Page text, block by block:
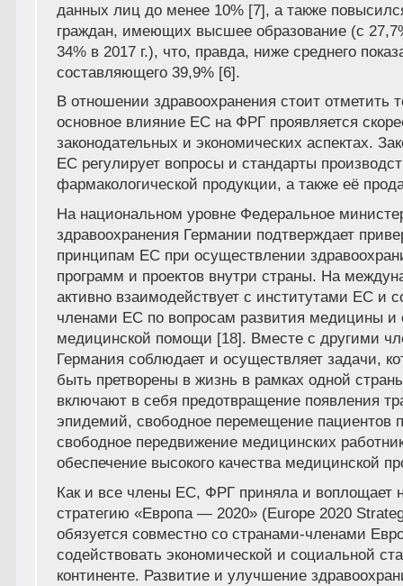
данных лиц до менее 10% [7], а также
граждан, имеющих высшее образование (с
34% в 2017 г.), что, правда, ниже среднего
составляющего 39,9% [6].
В отношении здравоохранения стоит отметить
основное влияние ЕС на ФРГ проявляется
законодательных и экономических аспектах.
ЕС регулирует вопросы и стандарты
фармакологической продукции, а также её
На национальном уровне Федеральное
здравоохранения Германии подтверждает
принципам ЕС при осуществлении
программ и проектов внутри страны. На
активно взаимодействует с институтами ЕС и
членами ЕС по вопросам развития медицины и
медицинской помощи [18]. Вместе с другими
Германия соблюдает и осуществляет задачи,
быть претворены в жизнь в рамках одной
включают в себя предотвращение появления
эпидемий, свободное перемещение пациентов
свободное передвижение медицинских
обеспечение высокого качества медицинской
Как и все члены ЕС, ФРГ приняла и воплощает
стратегию «Европа — 2020» (Europe 2020
обязуется совместно со странами-членами
содействовать экономической и социальной
континенте. Развитие и улучшение